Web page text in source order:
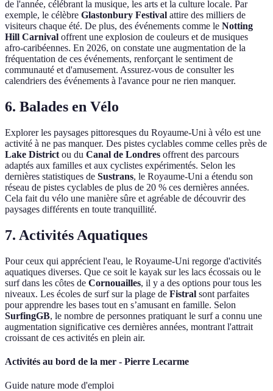
de l'année, célébrant la musique, les arts et la culture locale. Par
exemple, le célèbre Glastonbury Festival attire des milliers de
visiteurs chaque été. De plus, des événements comme le Notting
Hill Carnival offrent une explosion de couleurs et de musiques
afro-caribéennes. En 2026, on constate une augmentation de la
fréquentation de ces événements, renforçant le sentiment de
communauté et d'amusement. Assurez-vous de consulter les
calendriers des événements à l'avance pour ne rien manquer.
6. Balades en Vélo
Explorer les paysages pittoresques du Royaume-Uni à vélo est une
activité à ne pas manquer. Des pistes cyclables comme celles près de
Lake District ou du Canal de Londres offrent des parcours
adaptés aux familles et aux cyclistes expérimentés. Selon les
dernières statistiques de Sustrans, le Royaume-Uni a étendu son
réseau de pistes cyclables de plus de 20 % ces dernières années.
Cela fait du vélo une manière sûre et agréable de découvrir des
paysages différents en toute tranquillité.
7. Activités Aquatiques
Pour ceux qui apprécient l'eau, le Royaume-Uni regorge d'activités
aquatiques diverses. Que ce soit le kayak sur les lacs écossais ou le
surf dans les côtes de Cornouailles, il y a des options pour tous les
niveaux. Les écoles de surf sur la plage de Fistral sont parfaites
pour apprendre les bases tout en s’amusant en famille. Selon
SurfingGB, le nombre de personnes pratiquant le surf a connu une
augmentation significative ces dernières années, montrant l'attrait
croissant de ces activités en plein air.
Activités au bord de la mer - Pierre Lecarme
Guide nature mode d'emploi